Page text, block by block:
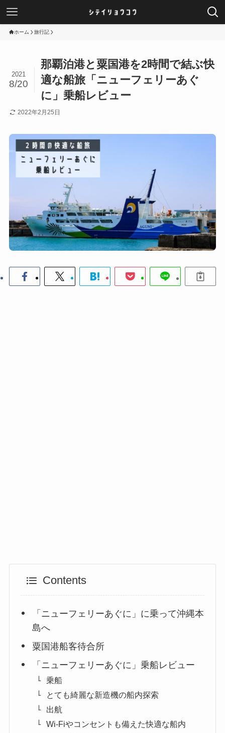
ホーム 旅行記
那覇泊港と粟国港を2時間で結ぶ快
適な船旅「ニューフェリーあぐ
に」乗船レビュー
2021
8/20
2022年2月25日
Contents
「ニューフェリーあぐに」に乗って沖縄本
島へ
粟国港船客待合所
「ニューフェリーあぐに」乗船レビュー
乗船
とても綺麗な新造機の船内探索
出航
Wi-Fiやコンセントも備えた快適な船内